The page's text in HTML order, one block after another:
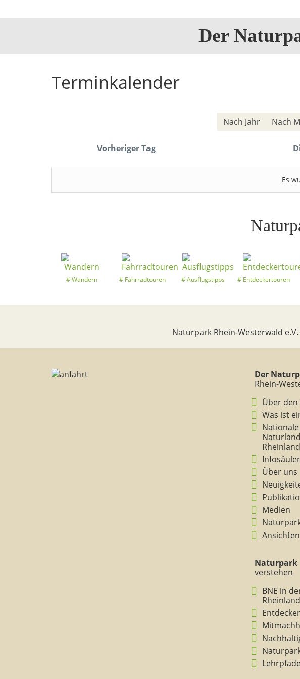
Der
Terminkalender
Nach Jahr Nach
Vorheriger Tag
Es
Wandern Fahrradtouren Ausflugstipps Entdeckertouren
Naturpark Rhein-Westerwald e.V.
Der
Rhein-
Über
Was ist
Nationale
Über uns
Medien
Ansichten
Naturpark
verstehen
BNE in